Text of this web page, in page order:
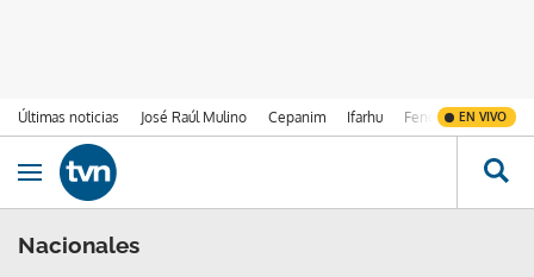
Últimas noticias José Raúl Mulino Cepanim Ifarhu Fenómeno de El
EN VIVO
Ir al contenido
Obrir navegació
Nacionales